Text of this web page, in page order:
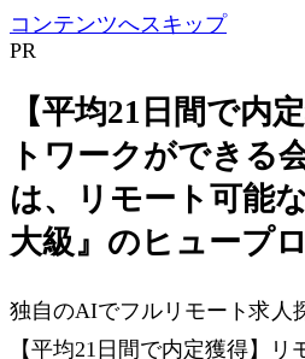
コンテンツへスキップ
PR
【平均21日間で内
トワークができる
は、リモート可能
大級』のヒュープ
独自のAIでフルリモート求人
【平均21日間で内定獲得】